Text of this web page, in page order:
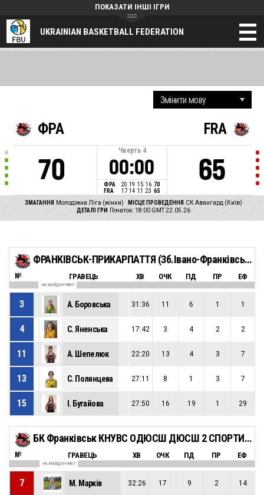
UKRAINIAN BASKETBALL FEDERATION
ПОКАЗАТИ ІНШІ ІГРИ
ФРА
70
Чверть 4
00:00
ФРА 20 19 15 16 70
FRA
17 14 11 23 65
FRA
65
ЗМАГАННЯ Молодіжна Ліга (жінки) МІСЦЕ ПРОВЕДЕННЯ СК Авангард (Київ)
ДЕТАЛІ ГРИ
Початок: 18:00 GMT 22.05.26
ФРАНКІВСЬК-ПРИКАРПАТТЯ (Зб.Івано-Франківської обл)
№ ГРАВЕЦЬ ХВ ОЧК ПД ПР ЕФ
НА МАЙДАНЧИКУ
3 А. Боровська 31:36 11 6 1 1
4 С. Яненська 17:42 3 4 2 2
11 А. Шепелюк 22:20 13 4 3 7
13 С. Полянцева 27:11 8 1 3 7
15 І. Бугайова 27:50 16 19 1 29
БК Франківськ КНУВС ОДЮСШ ДЮСШ 2 СПОРТИВНИЙ ЛІЦЕЙ (Зб.Івано-Франківської обл)
№ ГРАВЕЦЬ ХВ ОЧК ПД ПР ЕФ
НА МАЙДАНЧИКУ
7 М. Марків 32:26 17 9 2 14